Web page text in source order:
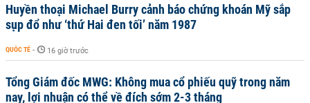
Huyền thoại Michael Burry cảnh báo chứng khoán Mỹ sắp
sụp đổ như ‘thứ Hai đen tối’ năm 1987
QUỐC TẾ - 16 giờ trước
Tổng Giám đốc MWG: Không mua cổ phiếu quỹ trong năm
nay, lợi nhuận có thể về đích sớm 2-3 tháng